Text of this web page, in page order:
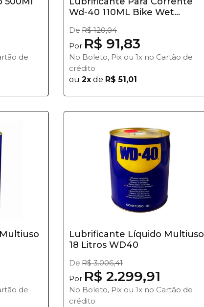
de
Wd-40 110ML Bike Wet...
De R$ 120,04
Por R$ 91,83
No Boleto, Pix ou 1x no Cartão de
crédito
ou 2x de R$ 51,01
de
Lubrificante Líquido Multiuso
18 Litros WD40
De R$ 3.006,41
Por R$ 2.299,91
No Boleto, Pix ou 1x no Cartão de
crédito